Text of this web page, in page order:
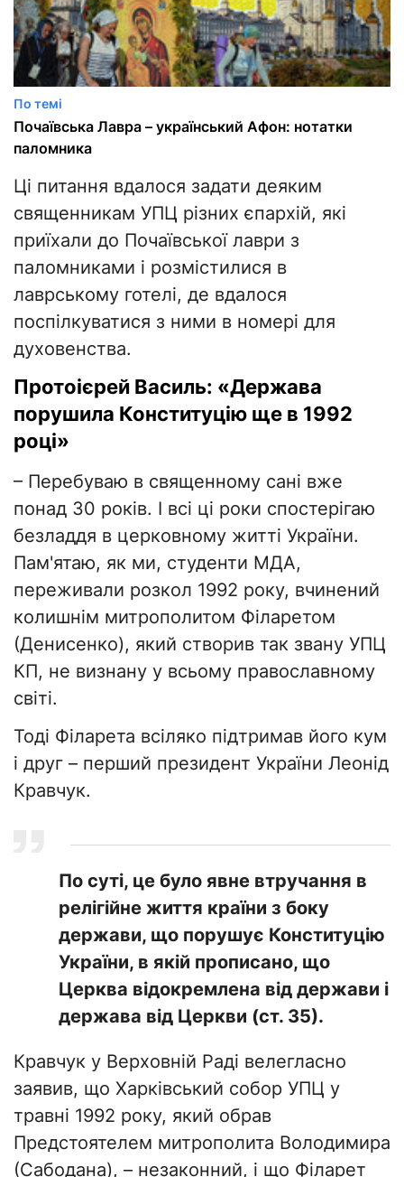
По темі
Почаївська Лавра – український Афон: нотатки
паломника
Ці питання вдалося задати деяким
священникам УПЦ різних єпархій, які
приїхали до Почаївської лаври з
паломниками і розмістилися в
лаврському готелі, де вдалося
поспілкуватися з ними в номері для
духовенства.
Протоієрей Василь: «Держава
порушила Конституцію ще в 1992
році»
– Перебуваю в священному сані вже
понад 30 років. І всі ці роки спостерігаю
безладдя в церковному житті України.
Пам'ятаю, як ми, студенти МДА,
переживали розкол 1992 року, вчинений
колишнім митрополитом Філаретом
(Денисенко), який створив так звану УПЦ
КП, не визнану у всьому православному
світі.
Тоді Філарета всіляко підтримав його кум
і друг – перший президент України Леонід
Кравчук.
По суті, це було явне втручання в
релігійне життя країни з боку
держави, що порушує Конституцію
України, в якій прописано, що
Церква відокремлена від держави і
держава від Церкви (ст. 35).
Кравчук у Верховній Раді велегласно
заявив, що Харківський собор УПЦ у
травні 1992 року, який обрав
Предстоятелем митрополита Володимира
(Сабодана), – незаконний, і що Філарет